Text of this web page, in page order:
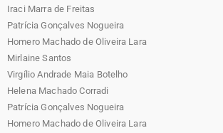
Iraci Marra de Freitas
Patrícia Gonçalves Nogueira
Homero Machado de Oliveira Lara
Mirlaine Santos
Virgílio Andrade Maia Botelho
Helena Machado Corradi
Patrícia Gonçalves Nogueira
Homero Machado de Oliveira Lara